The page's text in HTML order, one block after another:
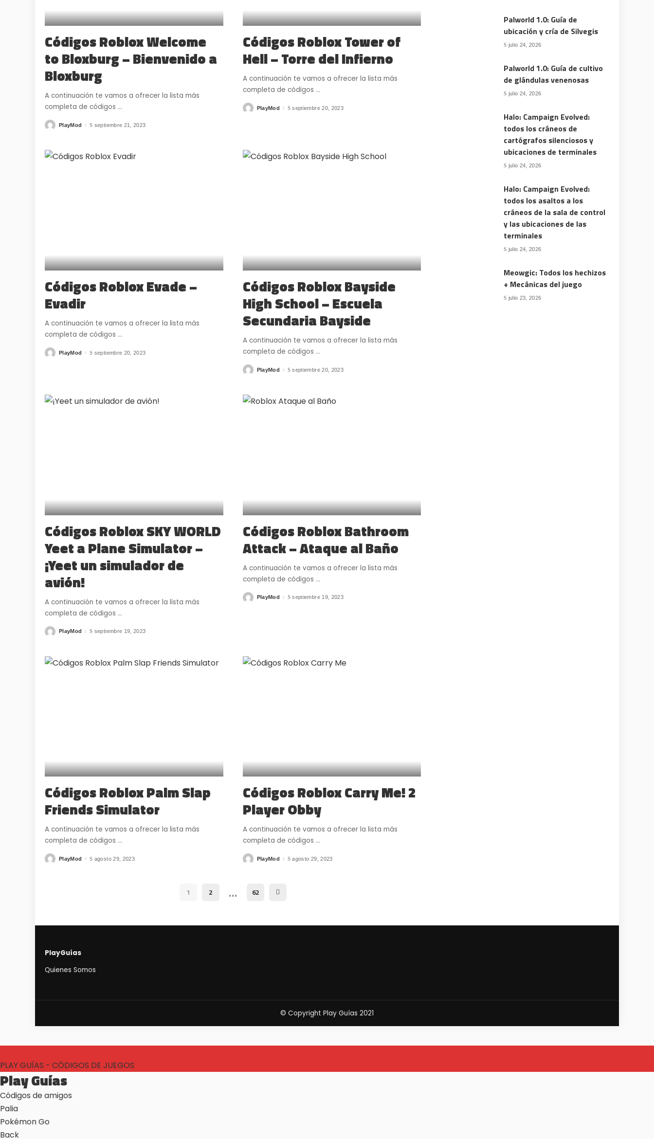
Códigos Roblox Welcome
to Bloxburg – Bienvenido a
Bloxburg
A continuación te vamos a ofrecer la lista más
completa de códigos ...
PostedPlayMod septiembre 21, 2023
Códigos Roblox Tower of
Hell – Torre del Infierno
A continuación te vamos a ofrecer la lista más
completa de códigos ...
PostedPlayMod septiembre 20, 2023
Códigos Roblox Evade –
Evadir
A continuación te vamos a ofrecer la lista más
completa de códigos ...
PostedPlayMod septiembre 20, 2023
Códigos Roblox Bayside
High School – Escuela
Secundaria Bayside
A continuación te vamos a ofrecer la lista más
completa de códigos ...
PostedPlayMod septiembre 20, 2023
Códigos Roblox SKY WORLD
Yeet a Plane Simulator –
¡Yeet un simulador de
avión!
A continuación te vamos a ofrecer la lista más
completa de códigos ...
PostedPlayMod septiembre 19, 2023
Códigos Roblox Bathroom
Attack – Ataque al Baño
A continuación te vamos a ofrecer la lista más
completa de códigos ...
PostedPlayMod septiembre 19, 2023
Códigos Roblox Palm Slap
Friends Simulator
A continuación te vamos a ofrecer la lista más
completa de códigos ...
PostedPlayMod agosto 29, 2023
Códigos Roblox Carry Me! 2
Player Obby
A continuación te vamos a ofrecer la lista más
completa de códigos ...
PostedPlayMod agosto 29, 2023
1 2 … 62
Palworld 1.0: Guía de
ubicación y cría de Silvegis
julio 24, 2026
Palworld 1.0: Guía de cultivo
de glándulas venenosas
julio 24, 2026
Halo: Campaign Evolved:
todos los cráneos de
cartógrafos silenciosos y
ubicaciones de terminales
julio 24, 2026
Halo: Campaign Evolved:
todos los asaltos a los
cráneos de la sala de control
y las ubicaciones de las
terminales
julio 24, 2026
Meowgic: Todos los hechizos
+ Mecánicas del juego
julio 23, 2026
PlayGuías
Quienes Somos
© Copyright Play Guías 2021
PLAY GUÍAS - CÓDIGOS DE JUEGOS
Play Guías
Códigos de amigos
Palia
Pokémon Go
Back